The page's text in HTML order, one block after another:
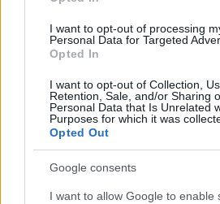
I want to opt-out of processing
Personal Data for Targeted
Opted In
I want to opt-out of Collection,
Retention, Sale, and/or Sharing
Personal Data that Is Unrelated
Purposes for which it was
Opted Out
Google consents
I want to allow Google to enable
Gál Ferenc Egyetem
Országos hírek